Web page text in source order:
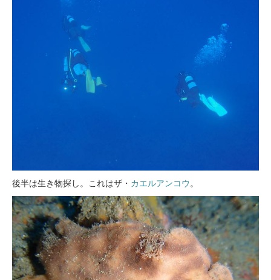
後半は生き物探し。これはザ・ カエルアンコウ。